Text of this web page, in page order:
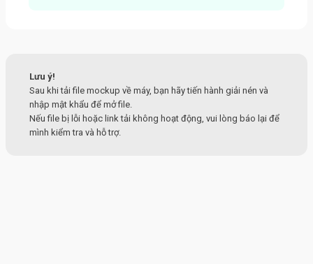
Lưu ý!
Sau khi tải file mockup về máy, bạn hãy tiến hành giải nén và
nhập mật khẩu để mở file.
Nếu file bị lỗi hoặc link tải không hoạt động, vui lòng báo lại để
mình kiểm tra và hỗ trợ.